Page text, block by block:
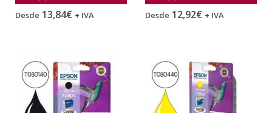
Desde 13,84€ + IVA Desde 12,92€ + IVA